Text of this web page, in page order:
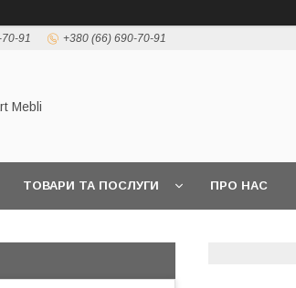
91 +380 (66) 690-70-91
Mebli
ТОВАРИ ТА ПОСЛУГИ ПРО НАС